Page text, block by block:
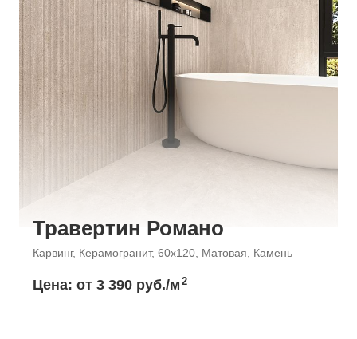
Травертин Романо
Карвинг, Керамогранит, 60x120, Матовая, Камень
Цена: от 3 390 руб./м 2